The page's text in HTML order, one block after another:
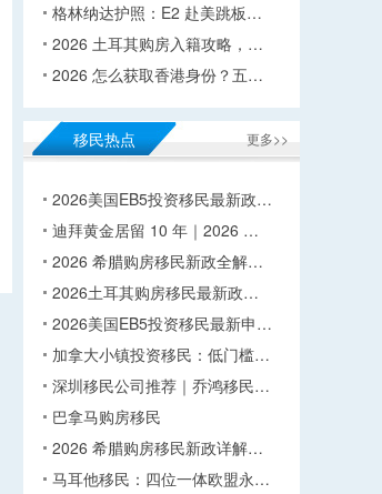
格林纳达护照：E2 赴美跳板…
2026 土耳其购房入籍攻略，…
2026 怎么获取香港身份？五…
更多>>
移民热点
2026美国EB5投资移民最新政…
迪拜黄金居留 10 年｜2026 …
2026 希腊购房移民新政全解…
2026土耳其购房移民最新政…
2026美国EB5投资移民最新申…
加拿大小镇投资移民：低门槛…
深圳移民公司推荐｜乔鸿移民…
巴拿马购房移民
2026 希腊购房移民新政详解…
马耳他移民：四位一体欧盟永…